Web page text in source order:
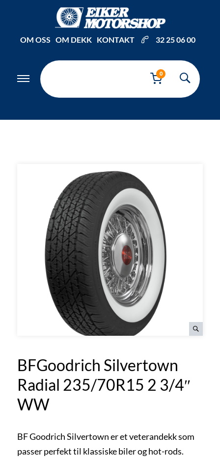
OM OSS OM DEKK KONTAKT 32 25 06 00
0
BFGoodrich Silvertown
Radial 235/70R15 2 3/4″
WW
BF Goodrich Silvertown er et veterandekk som
passer perfekt til klassiske biler og hot-rods.